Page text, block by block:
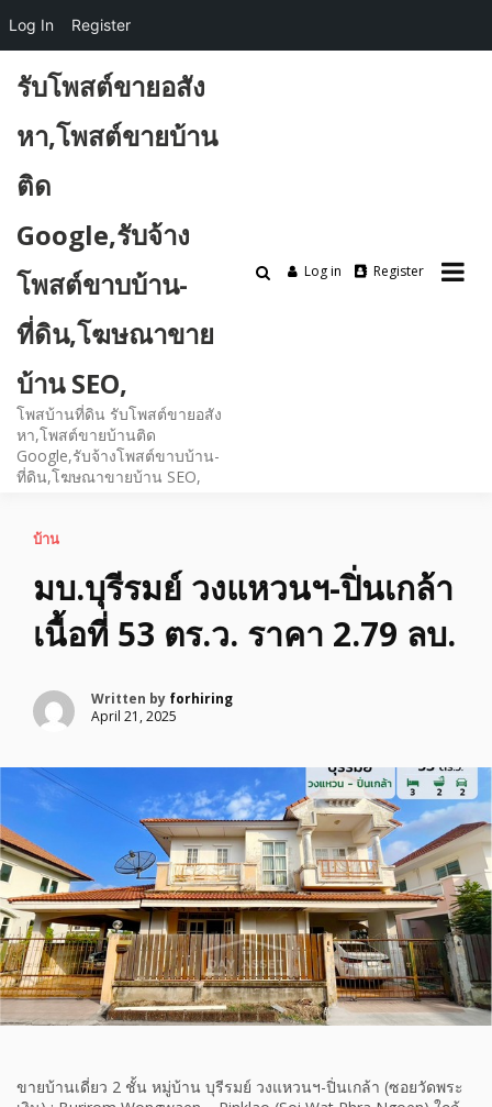
content
รับโพสต์ขายอสัง
หา,โพสต์ขายบ้าน
ติด
Google,รับจ้าง
โพสต์ขาบบ้าน-
ที่ดิน,โฆษณาขาย
บ้าน SEO,
โพสบ้านที่ดิน รับโพสต์ขายอสัง
หา,โพสต์ขายบ้านติด
Google,รับจ้างโพสต์ขาบบ้าน-
ที่ดิน,โฆษณาขายบ้าน SEO,
Log in Register
บ้าน
มบ.บุรีรมย์ วงแหวนฯ-ปิ่นเกล้า
เนื้อที่ 53 ตร.ว. ราคา 2.79 ลบ.
Written by forhiring
April 21, 2025
ขายบ้านเดี่ยว 2 ชั้น หมู่บ้าน บุรีรมย์ วงแหวนฯ-ปิ่นเกล้า (ซอยวัดพระ
Log In Register